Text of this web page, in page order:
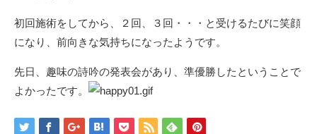
初回施術をしてから、２回、３回・・・と受けるたびに笑顔
になり、前向きな気持ちになったようです。
先日、趣味の詩吟の発表会があり、準優勝したということで
よかったです。